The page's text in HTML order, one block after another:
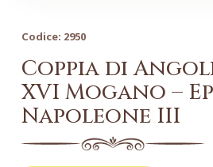
Codice: 2950
Coppia di
XVI Mogano –
Napoleone III